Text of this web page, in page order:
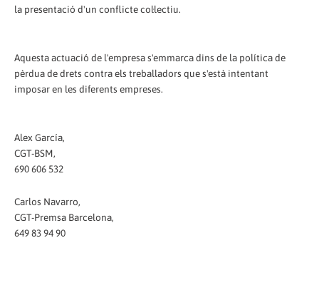
la presentació d'un conflicte col·lectiu.
Aquesta actuació de l'empresa s'emmarca dins de la política de
pèrdua de drets contra els treballadors que s'està intentant
imposar en les diferents empreses.
Alex García,
CGT-BSM,
690 606 532
Carlos Navarro,
CGT-Premsa Barcelona,
649 83 94 90